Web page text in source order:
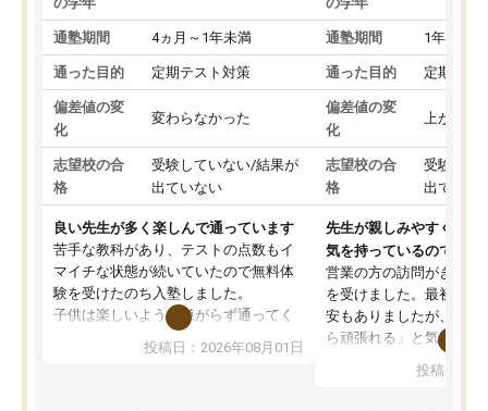
通塾期間 4ヵ月～1年未満
通った目的 定期テスト対策
偏差値の変
化
変わらなかった
志望校の合
格
受験していない/結果が
出ていない
良い先生が多く楽しんで通っています
苦手な教科があり、テストの点数もイ
マイチな状態が続いていたので無料体
験を受けたのち入塾しました。
子供は楽しいようで嫌がらず通ってく
先生は良い方が多く、いつも笑顔で対
投稿日：2026年08月01日
通塾期間 1年以上
通った目的 定期テス
偏差値の変
化
上がった
志望校の合
格
受験して
出ていな
先生が親しみやすく勉強
気を持っているので安心
営業の方の訪問がきっか
を受けました。最初は続
安もありましたが、子ど
ら頑張れる」と気に入り
ても分かりやすく、学
投稿日：